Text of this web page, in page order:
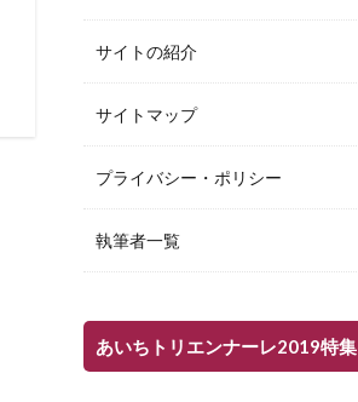
サイトの紹介
サイトマップ
プライバシー・ポリシー
執筆者一覧
あいちトリエンナーレ2019特集